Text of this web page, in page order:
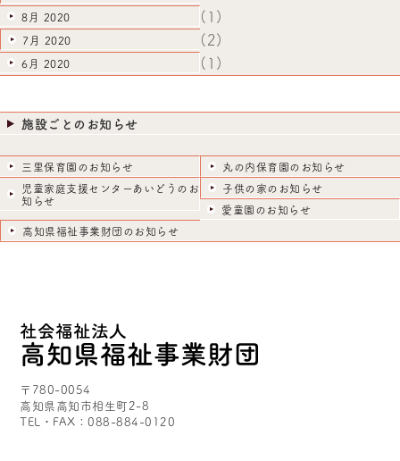
8月 2020 (1)
7月 2020 (2)
6月 2020 (1)
施設ごとのお知らせ
三里保育園のお知らせ
丸の内保育園のお知らせ
児童家庭支援センターあいどうのお
知らせ
子供の家のお知らせ
愛童園のお知らせ
高知県福祉事業財団のお知らせ
〒780-0054
高知県高知市相生町2-8
TEL・FAX：088-884-0120